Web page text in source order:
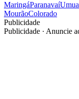
MaringáParanavaí
MourãoColorado
Publicidade
Publicidade · Anuncie